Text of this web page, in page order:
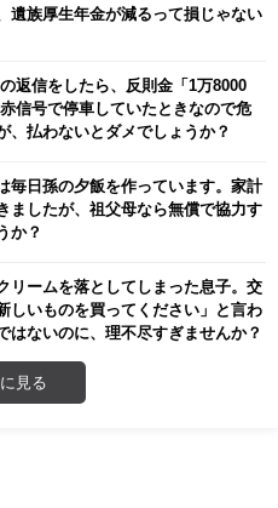
遺族厚生年金が減るって損じゃない
返信をしたら、反則金「1万8000
信号で停車していたときなので危
、払わないとダメでしょうか？
毎日孫の夕飯を作っています。家計
ましたが、祖父母なら無償で協力す
か？
リームを落としてしまった息子。交
しいものを買ってください」と言わ
はないのに、理不尽すぎませんか？
見る